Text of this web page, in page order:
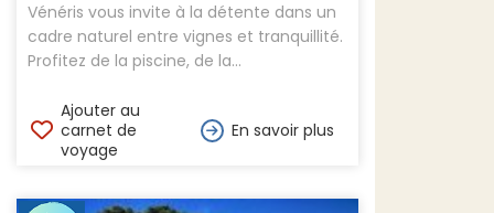
Vénéris vous invite à la détente dans un
cadre naturel entre vignes et tranquillité.
Profitez de la piscine, de la...
Ajouter au
carnet de
voyage
En savoir plus